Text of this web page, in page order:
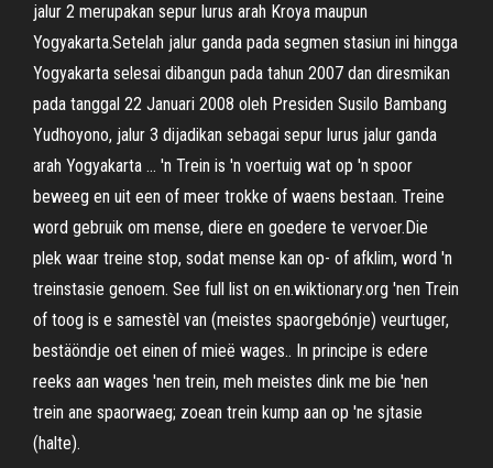
jalur 2 merupakan sepur lurus arah Kroya maupun
Yogyakarta.Setelah jalur ganda pada segmen stasiun ini hingga
Yogyakarta selesai dibangun pada tahun 2007 dan diresmikan
pada tanggal 22 Januari 2008 oleh Presiden Susilo Bambang
Yudhoyono, jalur 3 dijadikan sebagai sepur lurus jalur ganda
arah Yogyakarta … 'n Trein is 'n voertuig wat op 'n spoor
beweeg en uit een of meer trokke of waens bestaan. Treine
word gebruik om mense, diere en goedere te vervoer.Die
plek waar treine stop, sodat mense kan op- of afklim, word 'n
treinstasie genoem. See full list on en.wiktionary.org 'nen Trein
of toog is e samestèl van (meistes spaorgebónje) veurtuger,
bestäöndje oet einen of mieë wages.. In principe is edere
reeks aan wages 'nen trein, meh meistes dink me bie 'nen
trein ane spaorwaeg; zoean trein kump aan op 'ne sjtasie
(halte).